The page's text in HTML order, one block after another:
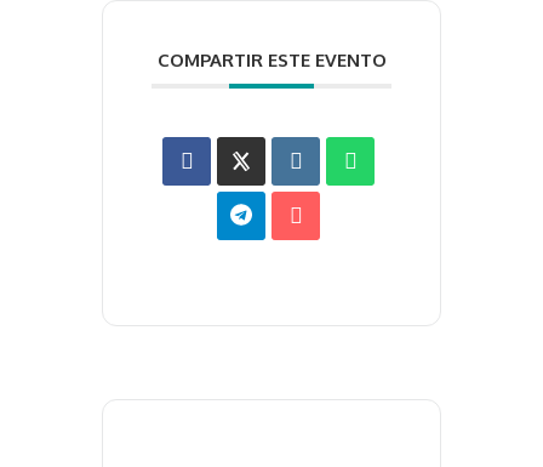
COMPARTIR ESTE EVENTO